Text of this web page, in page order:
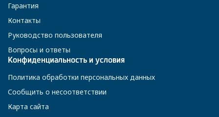
Гарантия
Контакты
Руководство пользователя
Вопросы и ответы
Конфиденциальность и условия
Политика обработки персональных данных
Сообщить о несоответствии
Карта сайта